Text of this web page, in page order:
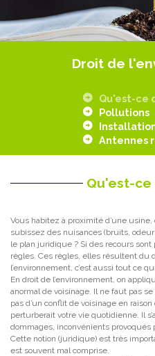
Droit de
Qu'est-ce
Pollutions
Antennes
Qu'est-ce
Vous habitez à proximité d’une
subissez des nuisances (bruits,
le plan juridique ? Si des recours
règles. Ces règles, elles résultent du
l’environnement, c’est aussi tout ce
En droit de l’environnement, on
anormal de voisinage. Il ne faut pas
pas d’un conflit de voisinage en
perturberait votre vie quotidienne. Il
dommages, inconvénients provoqués
Cette notion (juridique) est très
est souvent mal comprise.